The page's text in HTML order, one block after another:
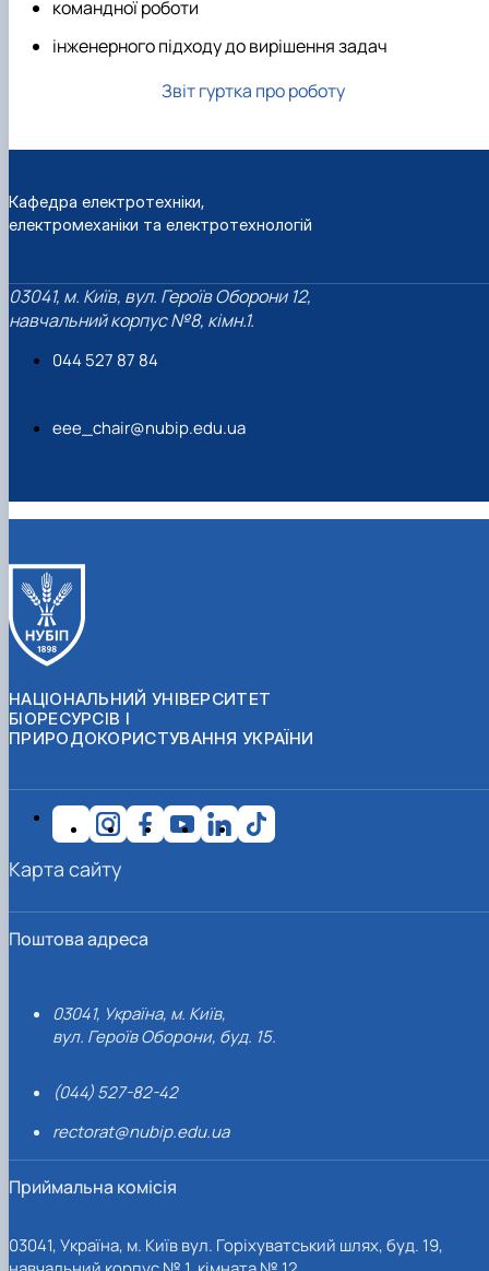
командної роботи
інженерного підходу до вирішення задач
Звіт гуртка про роботу
Кафедра електротехніки,
електромеханіки та електротехнологій
03041, м. Київ, вул. Героїв Оборони 12,
навчальний корпус №8, кімн.1.
044 527 87 84
eee_chair@nubip.edu.ua
НАЦІОНАЛЬНИЙ УНІВЕРСИТЕТ
БІОРЕСУРСІВ І
ПРИРОДОКОРИСТУВАННЯ УКРАЇНИ
Поштова адреса
03041, Україна, м. Київ,
вул. Героїв Оборони, буд. 15.
(044) 527-82-42
rectorat@nubip.edu.ua
Приймальна комісія
03041, Україна, м. Київ вул. Горіхуватський шлях, буд. 19,
Карта сайту